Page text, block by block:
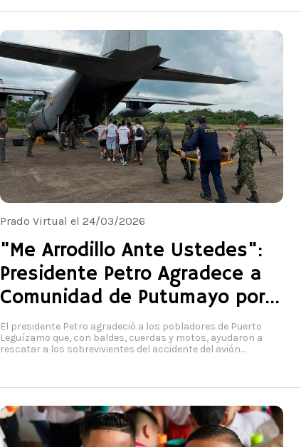
Prado Virtual el 24/03/2026
"Me Arrodillo Ante Ustedes":
Presidente Petro Agradece a
Comunidad de Putumayo por
Heroico Rescate
El presidente Petro agradeció a los pobladores de Puerto
Leguízamo que, con baldes, cuerdas y motos, ayudaron a
rescatar a los sobrevivientes del accidente del avión